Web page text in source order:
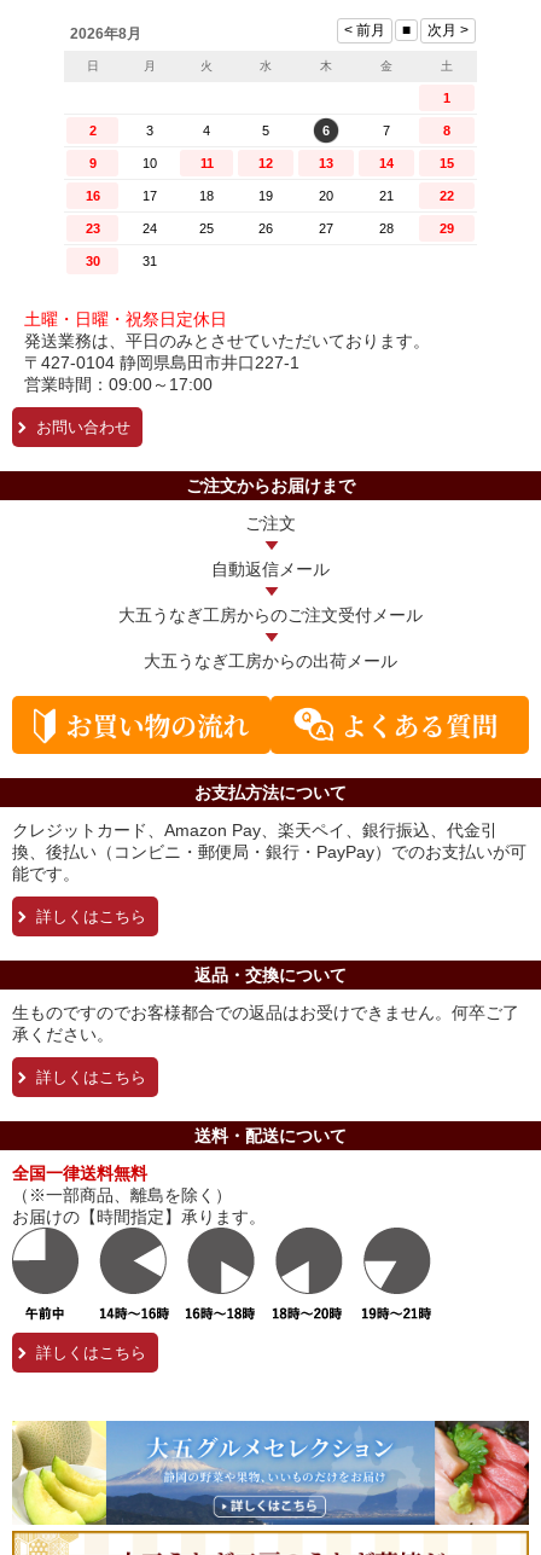
土曜・日曜・祝祭日定休日
発送業務は、平日のみとさせていただいております。
〒427-0104 静岡県島田市井口227-1
営業時間：09:00～17:00
お問い合わせ
ご注文からお届けまで
ご注文
自動返信メール
大五うなぎ工房からのご注文受付メール
大五うなぎ工房からの出荷メール
お支払方法について
クレジットカード、Amazon Pay、楽天ペイ、銀行振込、代金引
換、後払い（コンビニ・郵便局・銀行・PayPay）でのお支払いが可
能です。
詳しくはこちら
返品・交換について
生ものですのでお客様都合での返品はお受けできません。何卒ご了
承ください。
詳しくはこちら
送料・配送について
全国一律送料無料
（※一部商品、離島を除く）
お届けの【時間指定】承ります。
詳しくはこちら